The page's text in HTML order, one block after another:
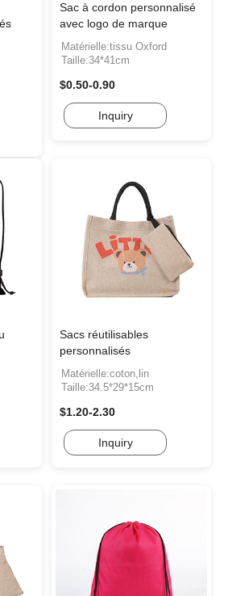
Sac à cordon personnalisé
avec logo de marque
Matérielle:tissu Oxford
Taille:34*41cm
$0.50-0.90
Inquiry
Sacs réutilisables
personnalisés
Matérielle:coton,lin
Taille:34.5*29*15cm
$1.20-2.30
Inquiry